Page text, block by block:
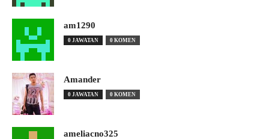
am1290
0 JAWATAN 0 KOMEN
Amander
0 JAWATAN 0 KOMEN
ameliacno325